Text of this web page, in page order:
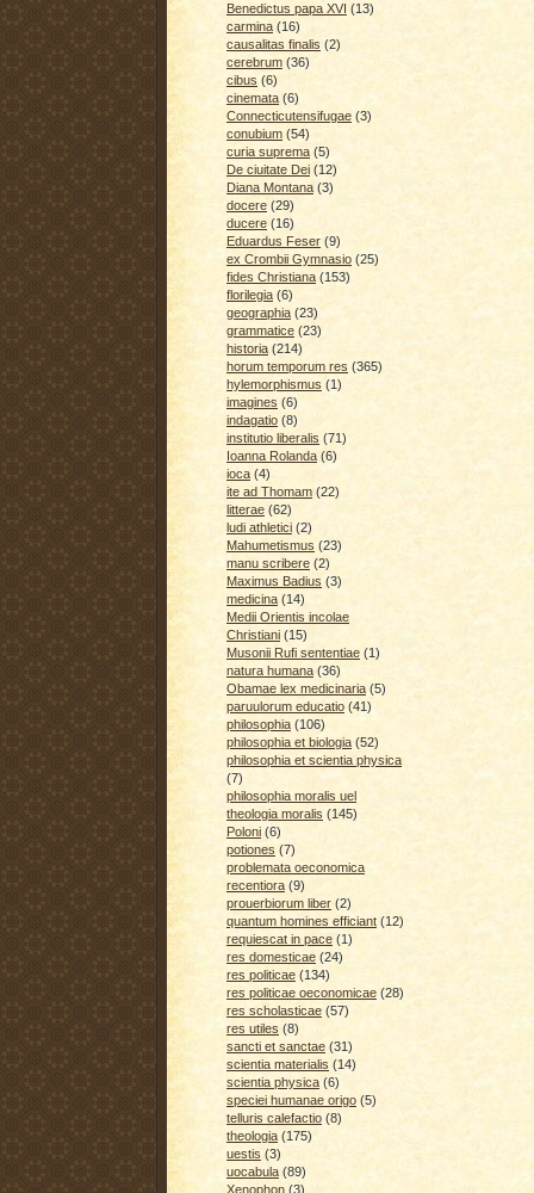
Benedictus papa XVI (13)
carmina (16)
causalitas finalis (2)
cerebrum (36)
cibus (6)
cinemata (6)
Connecticutensifugae (3)
conubium (54)
curia suprema (5)
De ciuitate Dei (12)
Diana Montana (3)
docere (29)
ducere (16)
Eduardus Feser (9)
ex Crombii Gymnasio (25)
fides Christiana (153)
florilegia (6)
geographia (23)
grammatice (23)
historia (214)
horum temporum res (365)
hylemorphismus (1)
imagines (6)
indagatio (8)
institutio liberalis (71)
Ioanna Rolanda (6)
ioca (4)
ite ad Thomam (22)
litterae (62)
ludi athletici (2)
Mahumetismus (23)
manu scribere (2)
Maximus Badius (3)
medicina (14)
Medii Orientis incolae
Christiani (15)
Musonii Rufi sententiae (1)
natura humana (36)
Obamae lex medicinaria (5)
paruulorum educatio (41)
philosophia (106)
philosophia et biologia (52)
philosophia et scientia physica
(7)
philosophia moralis uel
theologia moralis (145)
Poloni (6)
potiones (7)
problemata oeconomica
recentiora (9)
prouerbiorum liber (2)
quantum homines efficiant (12)
requiescat in pace (1)
res domesticae (24)
res politicae (134)
res politicae oeconomicae (28)
res scholasticae (57)
res utiles (8)
sancti et sanctae (31)
scientia materialis (14)
scientia physica (6)
speciei humanae origo (5)
telluris calefactio (8)
theologia (175)
uestis (3)
uocabula (89)
Xenophon (3)